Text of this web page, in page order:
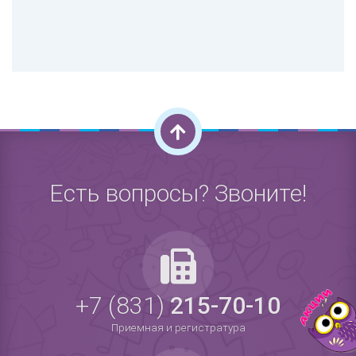
Есть вопросы? Звоните!
+7 (831)215-70-10
Приемная и регистратура